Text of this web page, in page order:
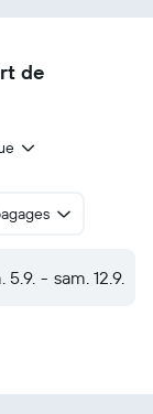
de
5.9. - sam. 12.9.